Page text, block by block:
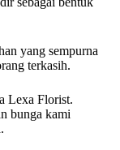
yang sempurna
terkasih.
Lexa Florist.
bunga kami